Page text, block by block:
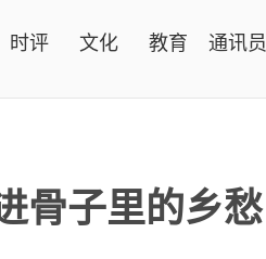
时评 文化 教育 通讯员
骨子里的乡愁